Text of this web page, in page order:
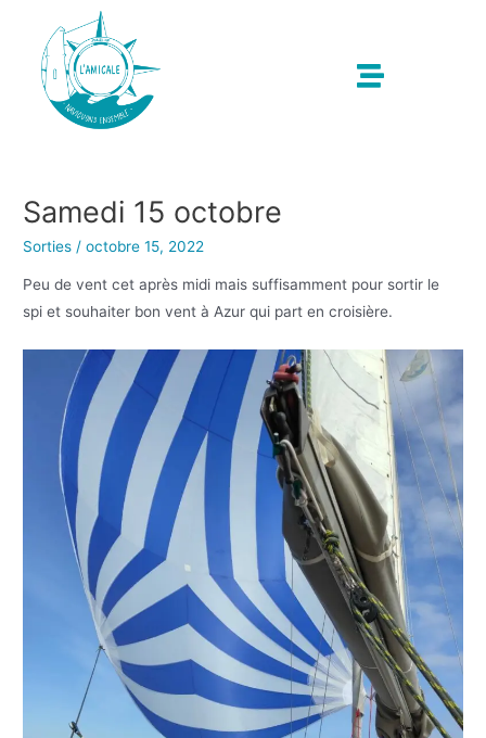
Samedi 15 octobre
Sorties /octobre 15, 2022
Peu de vent cet après midi mais suffisamment pour sortir le
spi et souhaiter bon vent à Azur qui part en croisière.